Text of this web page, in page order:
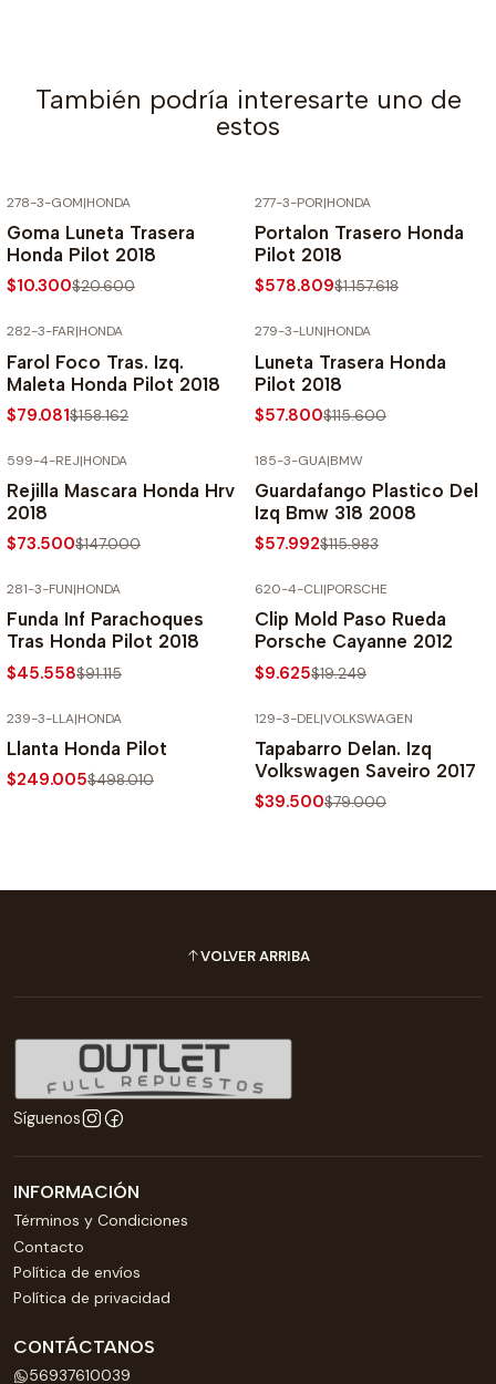
También podría interesarte uno de
estos
278-3-GOM|HONDA
Goma Luneta Trasera
Honda Pilot 2018
$10.300$20.600
277-3-POR|HONDA
Portalon Trasero Honda
Pilot 2018
$578.809$1.157.618
282-3-FAR|HONDA
Farol Foco Tras. Izq.
Maleta Honda Pilot 2018
$79.081$158.162
279-3-LUN|HONDA
Luneta Trasera Honda
Pilot 2018
$57.800$115.600
599-4-REJ|HONDA
Rejilla Mascara Honda Hrv
2018
$73.500$147.000
185-3-GUA|BMW
Guardafango Plastico Del
Izq Bmw 318 2008
$57.992$115.983
281-3-FUN|HONDA
Funda Inf Parachoques
Tras Honda Pilot 2018
$45.558$91.115
620-4-CLI|PORSCHE
Clip Mold Paso Rueda
Porsche Cayanne 2012
$9.625$19.249
239-3-LLA|HONDA
Llanta Honda Pilot
$249.005$498.010
129-3-DEL|VOLKSWAGEN
Tapabarro Delan. Izq
Volkswagen Saveiro 2017
$39.500$79.000
VOLVER ARRIBA
Síguenos
INFORMACIÓN
Términos y Condiciones
Contacto
Política de envíos
Política de privacidad
CONTÁCTANOS
56937610039